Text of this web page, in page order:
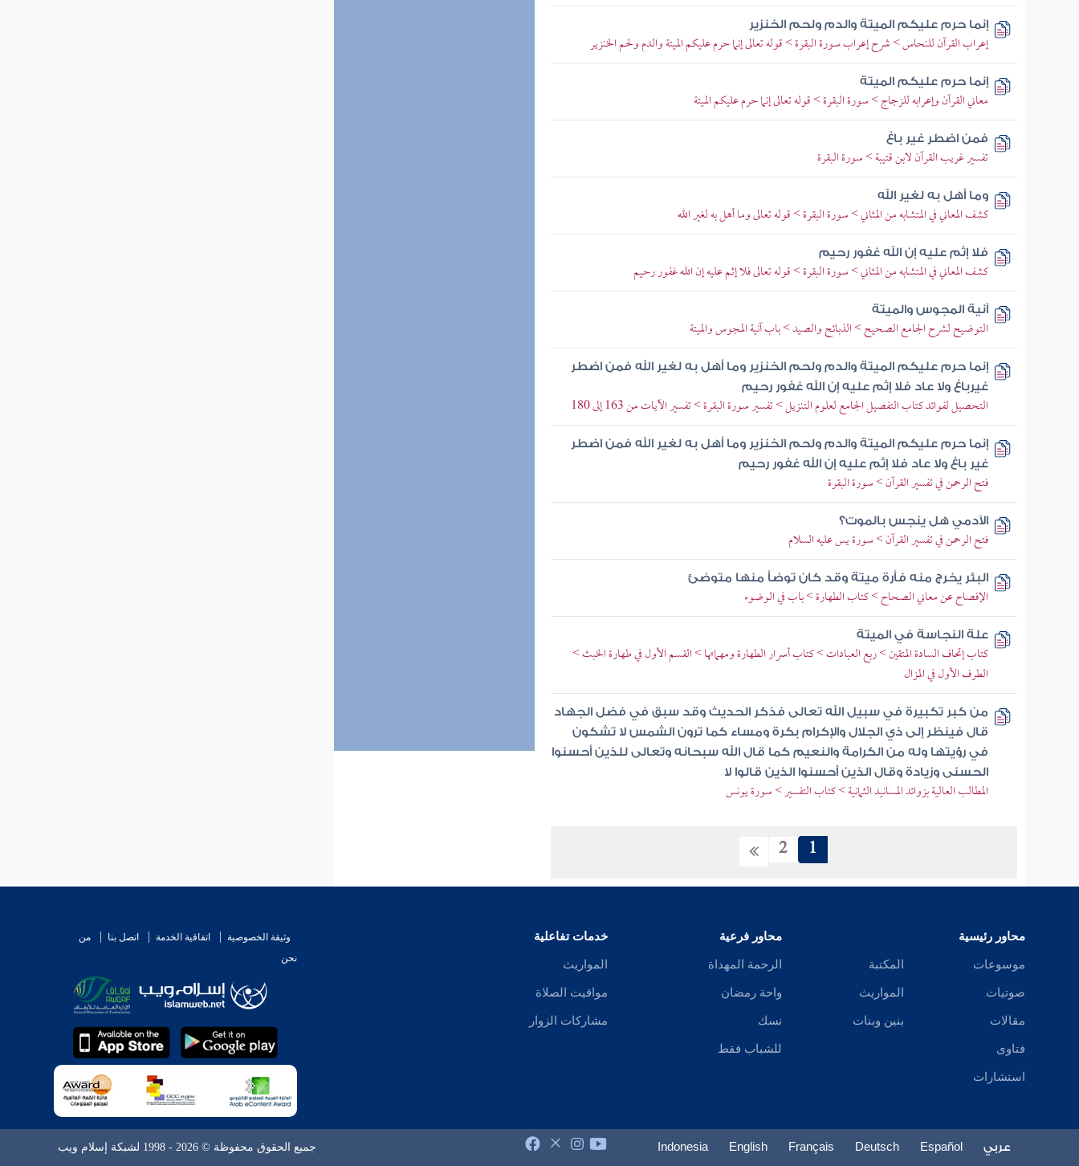
إنما حرم عليكم الميتة والدم ولحم الخنزير
إعراب القرآن للنحاس > شرح إعراب سورة البقرة > قوله تعالى إنما حرم عليكم الميتة والدم ولحم الخنزير
إنما حرم عليكم الميتة
معاني القرآن وإعرابه للزجاج > سورة البقرة > قوله تعالى إنما حرم عليكم الميتة
فمن اضطر غير باغ
تفسير غريب القرآن لابن قتيبة > سورة البقرة
وما أهل به لغير الله
كشف المعاني في المتشابه من المثاني > سورة البقرة > قوله تعالى وما أهل به لغير الله
فلا إثم عليه إن الله غفور رحيم
كشف المعاني في المتشابه من المثاني > سورة البقرة > قوله تعالى فلا إثم عليه إن الله غفور رحيم
آنية المجوس والميتة
التوضيح لشرح الجامع الصحيح > الذبائح والصيد > باب آنية المجوس والميتة
إنما حرم عليكم الميتة والدم ولحم الخنزير وما أهل به لغير الله فمن اضطر
غيرباغ ولا عاد فلا إثم عليه إن الله غفور رحيم
التحصيل لفوائد كتاب التفصيل الجامع لعلوم التنزيل > تفسير سورة البقرة > تفسير الآيات من 163 إلى 180
إنما حرم عليكم الميتة والدم ولحم الخنزير وما أهل به لغير الله فمن اضطر
غير باغ ولا عاد فلا إثم عليه إن الله غفور رحيم
فتح الرحمن في تفسير القرآن > سورة البقرة
الآدمي هل ينجس بالموت؟
فتح الرحمن في تفسير القرآن > سورة يس عليه السلام
البئر يخرج منه فأرة ميتة وقد كان توضأ منها متوضئ
الإفصاح عن معاني الصحاح > كتاب الطهارة > باب في الوضوء
علة النجاسة في الميتة
كتاب إتحاف السادة المتقين > ربع العبادات > كتاب أسرار الطهارة ومهماتها > القسم الأول في طهارة الخبث >
الطرف الأول في المزال
من كبر تكبيرة في سبيل الله تعالى فذكر الحديث وقد سبق في فضل الجهاد
قال فينظر إلى ذي الجلال والإكرام بكرة ومساء كما ترون الشمس لا تشكون
في رؤيتها وله من الكرامة والنعيم كما قال الله سبحانه وتعالى للذين أحسنوا
الحسنى وزيادة وقال الذين أحسنوا الذين قالوا لا
المطالب العالية بزوائد المسانيد الثمانية > كتاب التفسير > سورة يونس
1
2
محاور رئيسية
موسوعات
صوتيات
مقالات
فتاوى
استشارات
المكتبة
المواريث
بنين وبنات
محاور فرعية
الرحمة المهداة
واحة رمضان
نسك
للشباب فقط
خدمات تفاعلية
المواريث
مواقيت الصلاة
مشاركات الزوار
وثيقة الخصوصية اتفاقية الخدمة اتصل بنا
من
نحن
عربي Español
Deutsch
Français
English
Indonesia جميع الحقوق محفوظة © 2026 - 1998 لشبكة إسلام ويب